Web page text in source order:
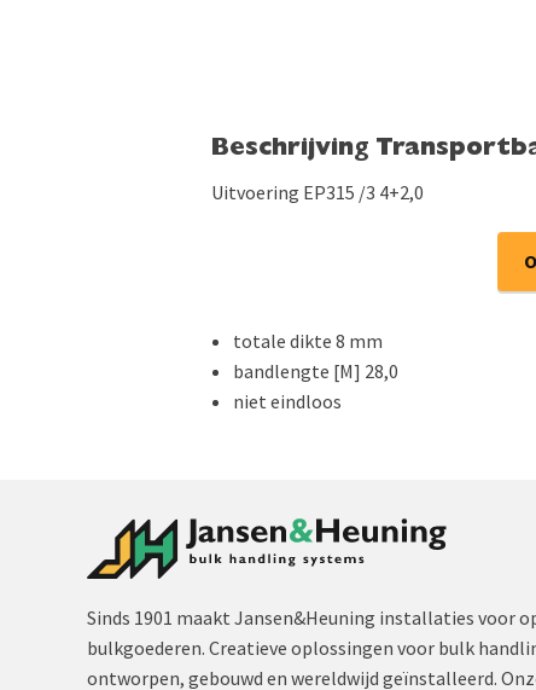
Beschrijving
Uitvoering EP315 /3 4+2,0
totale dikte 8 mm
bandlengte [M] 28,0
niet eindloos
Sinds 1901 maakt Jansen&Heuning installaties voor
bulkgoederen. Creatieve oplossingen voor bulk
ontworpen, gebouwd en wereldwijd geïnstalleerd.